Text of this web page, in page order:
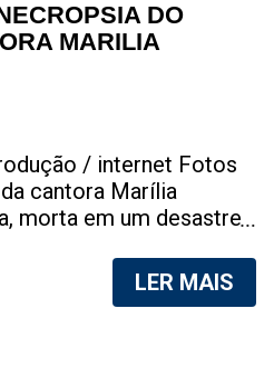
DO
MARILIA
/ internet Fotos
cantora Marília
morta em um desastre
na internet. A
de fotos do corpo de
LER MAIS